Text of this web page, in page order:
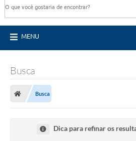
MENU
Busca
Busca
Dica para refinar os